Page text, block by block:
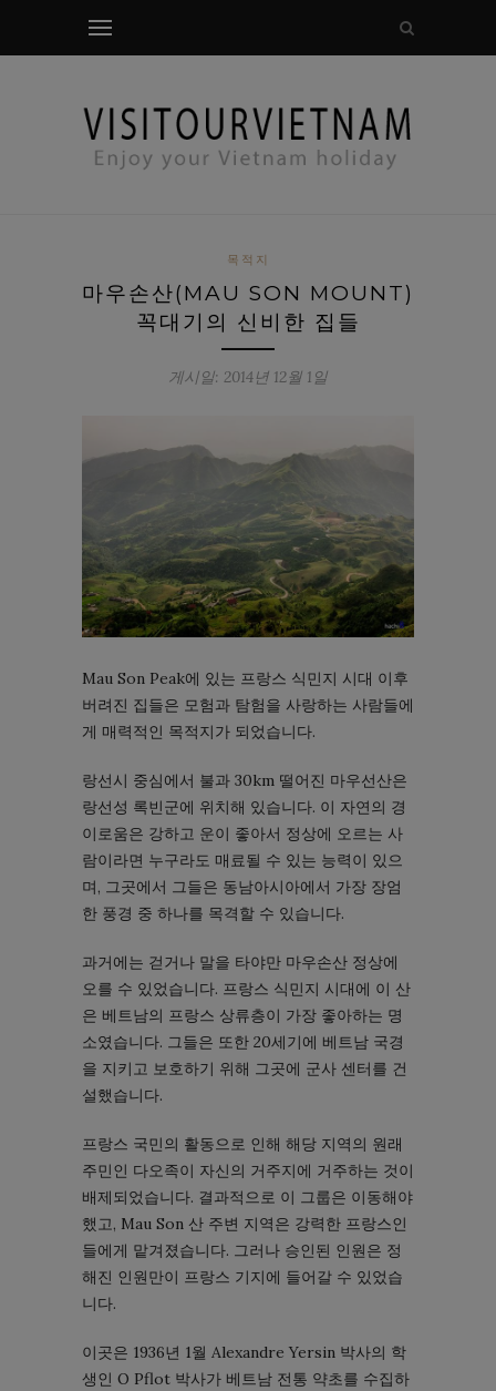
목적지
마우손산(MAU SON MOUNT)
꼭대기의 신비한 집들
게시일: 2014년 12월 1일
Mau Son Peak에 있는 프랑스 식민지 시대 이후
버려진 집들은 모험과 탐험을 사랑하는 사람들에
게 매력적인 목적지가 되었습니다.
랑선시 중심에서 불과 30km 떨어진 마우선산은
랑선성 록빈군에 위치해 있습니다. 이 자연의 경
이로움은 강하고 운이 좋아서 정상에 오르는 사
람이라면 누구라도 매료될 수 있는 능력이 있으
며, 그곳에서 그들은 동남아시아에서 가장 장엄
한 풍경 중 하나를 목격할 수 있습니다.
과거에는 걷거나 말을 타야만 마우손산 정상에
오를 수 있었습니다. 프랑스 식민지 시대에 이 산
은 베트남의 프랑스 상류층이 가장 좋아하는 명
소였습니다. 그들은 또한 20세기에 베트남 국경
을 지키고 보호하기 위해 그곳에 군사 센터를 건
설했습니다.
프랑스 국민의 활동으로 인해 해당 지역의 원래
주민인 다오족이 자신의 거주지에 거주하는 것이
배제되었습니다. 결과적으로 이 그룹은 이동해야
했고, Mau Son 산 주변 지역은 강력한 프랑스인
들에게 맡겨졌습니다. 그러나 승인된 인원은 정
해진 인원만이 프랑스 기지에 들어갈 수 있었습
니다.
이곳은 1936년 1월 Alexandre Yersin 박사의 학
생인 O Pflot 박사가 베트남 전통 ​​약초를 수집하